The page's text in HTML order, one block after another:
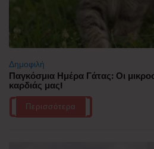
Δημοφιλή
Παγκόσμια Ημέρα Γάτας: Οι
καρδιάς μας!
Περισσότερα